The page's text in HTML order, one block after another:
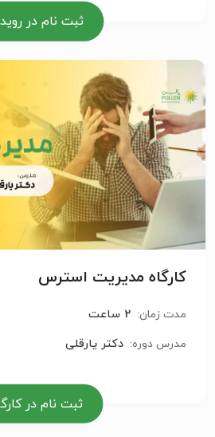
ثبت نام در
کارگاه مدیریت استرس
مدت زمان: 2 ساعت
مدرس دوره: دکتر یارقلی
ثبت نام در